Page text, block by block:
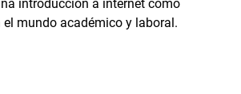
introducción a internet como
el mundo académico y laboral.